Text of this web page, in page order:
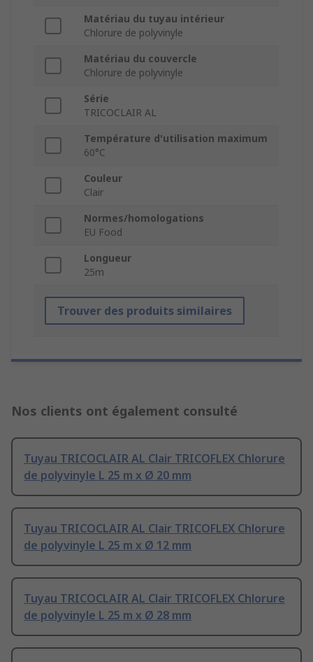
Matériau du tuyau intérieur
Chlorure de polyvinyle
Matériau du couvercle
Chlorure de polyvinyle
Série
TRICOCLAIR AL
Température d'utilisation maximum
60°C
Couleur
Clair
Normes/homologations
EU Food
Longueur
25m
Trouver des produits similaires
Nos clients ont également consulté
Tuyau TRICOCLAIR AL Clair TRICOFLEX Chlorure
de polyvinyle L 25 m x Ø 20 mm
Tuyau TRICOCLAIR AL Clair TRICOFLEX Chlorure
de polyvinyle L 25 m x Ø 12 mm
Tuyau TRICOCLAIR AL Clair TRICOFLEX Chlorure
de polyvinyle L 25 m x Ø 28 mm